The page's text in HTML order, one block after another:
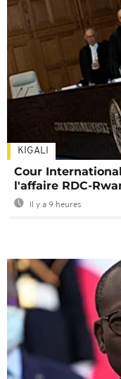
KIGALI
Cour
l'affaire RDC-
Il y a 9 heures